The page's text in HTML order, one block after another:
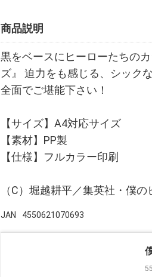
商品説明
黒をベースにヒーローたちの
ズ』 迫力をも感じる、シック
全面でご堪能下さい！
【サイズ】A4対応サイズ
【素材】PP製
【仕様】フルカラー印刷
（C）堀越耕平／集英社・僕
JAN 4550621070693